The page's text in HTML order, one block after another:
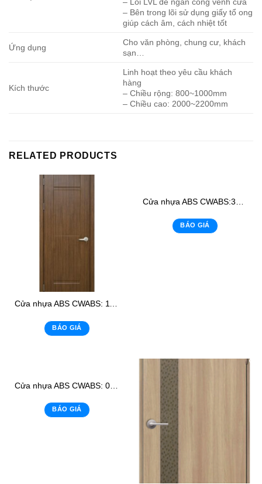
– Lõi LVL để ngăn cong vênh cửa
– Bên trong lõi sử dụng giấy tổ ong
giúp cách âm, cách nhiệt tốt
Ứng dụng
Cho văn phòng, chung cư, khách
sạn…
Kích thước
Linh hoạt theo yêu cầu khách
hàng
– Chiều rộng: 800~1000mm
– Chiều cao: 2000~2200mm
RELATED PRODUCTS
BÁO GIÁ
BÁO GIÁ
Cửa nhựa ABS CWABS: 02 – K3
BÁO GIÁ